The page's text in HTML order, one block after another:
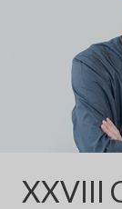
XXVIII